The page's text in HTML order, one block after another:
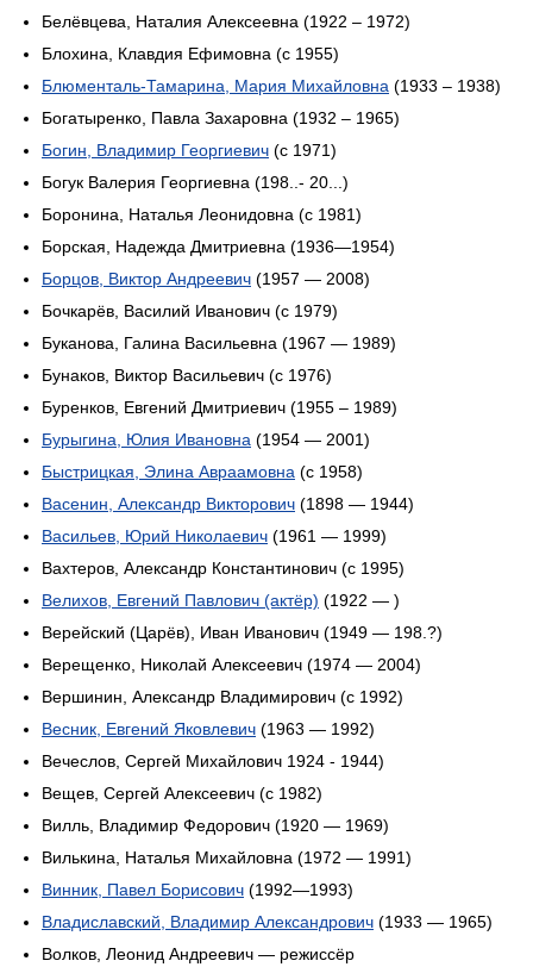
Белёвцева, Наталия Алексеевна (1922 – 1972)
Блохина, Клавдия Ефимовна (с 1955)
Блюменталь-Тамарина, Мария Михайловна (1933 – 1938)
Богатыренко, Павла Захаровна (1932 – 1965)
Богин, Владимир Георгиевич (с 1971)
Богук Валерия Георгиевна (198..- 20...)
Боронина, Наталья Леонидовна (с 1981)
Борская, Надежда Дмитриевна (1936—1954)
Борцов, Виктор Андреевич (1957 — 2008)
Бочкарёв, Василий Иванович (с 1979)
Буканова, Галина Васильевна (1967 — 1989)
Бунаков, Виктор Васильевич (с 1976)
Буренков, Евгений Дмитриевич (1955 – 1989)
Бурыгина, Юлия Ивановна (1954 — 2001)
Быстрицкая, Элина Авраамовна (с 1958)
Васенин, Александр Викторович (1898 — 1944)
Васильев, Юрий Николаевич (1961 — 1999)
Вахтеров, Александр Константинович (c 1995)
Велихов, Евгений Павлович (актёр) (1922 — )
Верейский (Царёв), Иван Иванович (1949 — 198.?)
Верещенко, Николай Алексеевич (1974 — 2004)
Вершинин, Александр Владимирович (с 1992)
Весник, Евгений Яковлевич (1963 — 1992)
Вечеслов, Сергей Михайлович 1924 - 1944)
Вещев, Сергей Алексеевич (с 1982)
Вилль, Владимир Федорович (1920 — 1969)
Вилькина, Наталья Михайловна (1972 — 1991)
Винник, Павел Борисович (1992—1993)
Владиславский, Владимир Александрович (1933 — 1965)
Волков, Леонид Андреевич — режиссёр